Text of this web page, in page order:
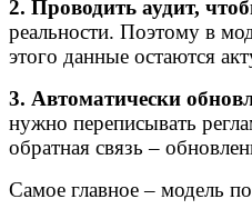
2. Проводить аудит,
реальности. Поэтому в
этого данные остаются
3. Автоматически
нужно переписывать
обратная связь –
Самое главное – модель